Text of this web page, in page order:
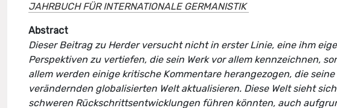
JAHRBUCH FÜR INTERNATIONALE GERMANISTIK
Abstract
Dieser Beitrag zu Herder versucht nicht in erster Linie, eine ihm
Perspektiven zu vertiefen, die sein Werk vor allem kennzeichnen,
allem werden einige kritische Kommentare herangezogen, die
verändernden globalisierten Welt aktualisieren. Diese Welt sieht
schweren Rückschrittsentwicklungen führen könnten, auch